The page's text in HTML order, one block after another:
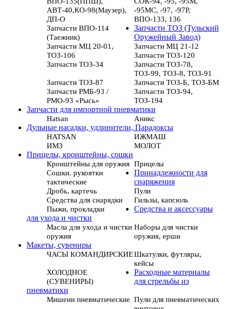
АВТ-40,КО-98(Маузер),
ДП-О
-95МС, -97, -97Р,
ВПО-133, 136
Запчасти ВПО-114
(Таежник)
Запчасти ТОЗ (Тульский
Оружейный Завод)
Запчасти МЦ 20-01,
ТОЗ-106
Запчасти МЦ 21-12
Запчасти ТОЗ-120
Запчасти ТОЗ-34
Запчасти ТОЗ-78,
ТОЗ-99, ТОЗ-8, ТОЗ-91
Запчасти ТОЗ-87
Запчасти ТОЗ-Б, ТОЗ-БМ
Запчасти РМБ-93 /
РМО-93 «Рысь»
Запчасти ТОЗ-94,
ТОЗ-194
Запчасти для импортной пневматики
Hatsan
Аникс
Дульные насадки, удлинители, Парадоксы
HATSAN
ИЖМАШ
ИМЗ
МОЛОТ
Прицелы, кронштейны, сошки
Кронштейны для оружия Прицелы
Сошки. рукоятки
тактические
Принадлежности для
снаряжения
Дробь, картечь
Пули
Средства для снарядки
Гильзы, капсюль
Пыжи, прокладки
Средства и аксессуары
для ухода и чистки
Масла для ухода и чистки
оружия
Наборы для чистки
оружия, ерши
Макеты, сувениры
ЧАСЫ КОМАНДИРСКИЕШкатулки, футляры,
кейсы
ХОЛОДНОЕ
(СУВЕНИРЫ)
Расходные материалы
для стрельбы из
пневматики
Мишени пневматические Пули для пневматических